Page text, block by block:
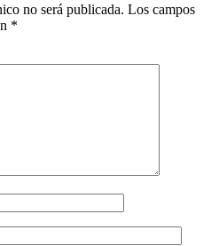
no será publicada. Los campos
*